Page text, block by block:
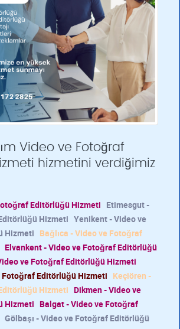
Video ve Fotoğraf
hizmetini verdiğimiz
Editörlüğü Hizmeti Etimesgut -
Hizmeti Yenikent - Video ve
Hizmeti Bağlıca - Video ve Fotoğraf
Elvankent - Video ve Fotoğraf Editörlüğü
ve Fotoğraf Editörlüğü Hizmeti
Fotoğraf Editörlüğü Hizmeti Keçiören -
Hizmeti Dikmen - Video ve
Hizmeti Balgat - Video ve Fotoğraf
Gölbaşı - Video ve Fotoğraf Editörlüğü